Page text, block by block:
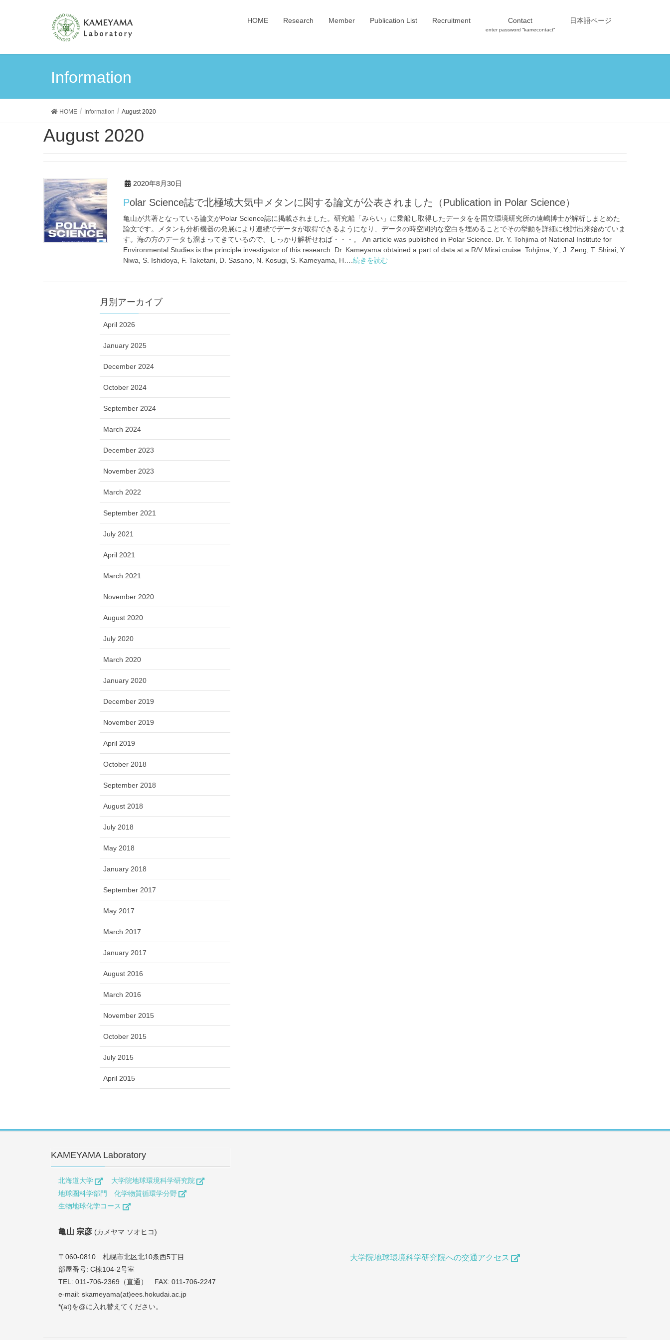
HOME Research Member Publication List Recruitment Contact
enter password “kamecontact”
日本語ページ
Information
HOME Information August 2020
August 2020
2020年8月30日
Polar Science誌で北極域大気中メタンに関する論文が公表されました（Publication in Polar Science）
亀山が共著となっている論文がPolar Science誌に掲載されました。研究船「みらい」に乗船し取得したデータをを国立環境研究所の遠嶋博士が解析しまとめた
論文です。メタンも分析機器の発展により連続でデータが取得できるようになり、データの時空間的な空白を埋めることでその挙動を詳細に検討出来始めていま
す。海の方のデータも溜まってきているので、しっかり解析せねば・・・。 An article was published in Polar Science. Dr. Y. Tohjima of National Institute for
Environmental Studies is the principle investigator of this research. Dr. Kameyama obtained a part of data at a R/V Mirai cruise. Tohjima, Y., J. Zeng, T. Shirai, Y.
Niwa, S. Ishidoya, F. Taketani, D. Sasano, N. Kosugi, S. Kameyama, H…. 続きを読む
月別アーカイブ
April 2026
January 2025
December 2024
October 2024
September 2024
March 2024
December 2023
November 2023
March 2022
September 2021
July 2021
April 2021
March 2021
November 2020
August 2020
July 2020
March 2020
January 2020
December 2019
November 2019
April 2019
October 2018
September 2018
August 2018
July 2018
May 2018
January 2018
September 2017
May 2017
March 2017
January 2017
August 2016
March 2016
November 2015
October 2015
July 2015
April 2015
KAMEYAMA Laboratory
北海道大学
大学院地球環境科学研究院
地球圏科学部門 化学物質循環学分野
生物地球化学コース
亀山 宗彦 (カメヤマ ソオヒコ)
〒060-0810 札幌市北区北10条西5丁目
部屋番号: C棟104-2号室
TEL: 011-706-2369（直通） FAX: 011-706-2247
e-mail: skameyama(at)ees.hokudai.ac.jp
*(at)を@に入れ替えてください。
大学院地球環境科学研究院への交通アクセス